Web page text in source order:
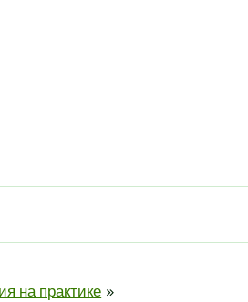
на практике